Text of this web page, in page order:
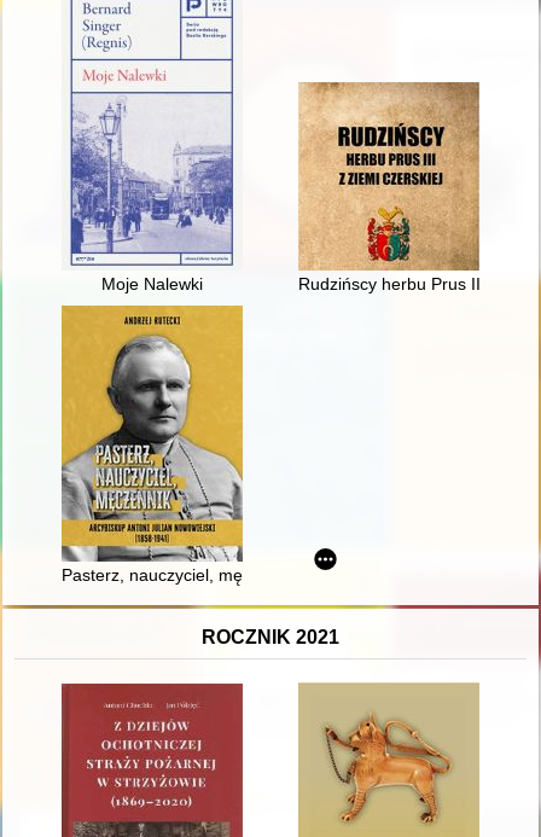
Moje Nalewki Rudzińscy herbu Prus III z
Pasterz, nauczyciel, męczennik : arcybiskup Antoni Julian
ROCZNIK 2021